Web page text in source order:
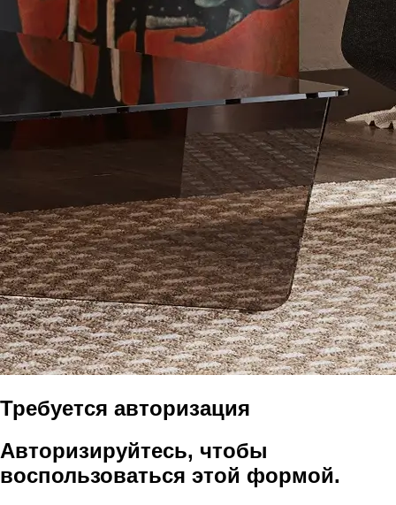
Требуется авторизация
Авторизируйтесь, чтобы
воспользоваться этой формой.